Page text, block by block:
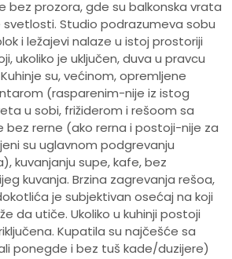
bez prozora, gde su balkonska vrata
svetlosti. Studio podrazumeva sobu
i ležajevi nalaze u istoj prostoriji
ukoliko je uključen, duva u pravcu
su, većinom, opremljene
(rasparenim-nije iz istog
u sobi, frižiderom i rešoom sa
bez rerne (ako rerna i postoji-nije za
su uglavnom podgrevanju
kuvanjanju supe, kafe, bez
kuvanja. Brzina zagrevanja rešoa,
je subjektivan osećaj na koji
da utiče. Ukoliko u kuhinji postoji
Kupatila su najčešće sa
ponegde i bez tuš kade/duzijere)